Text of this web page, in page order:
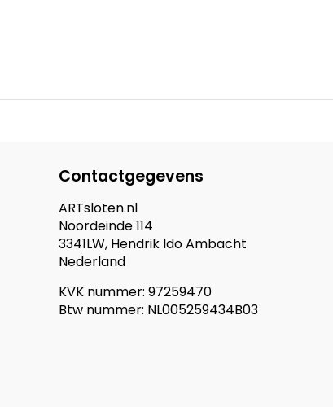
Contactgegevens
ARTsloten.nl
Noordeinde 114
3341LW, Hendrik Ido Ambacht
Nederland
KVK nummer: 97259470
Btw nummer: NL005259434B03